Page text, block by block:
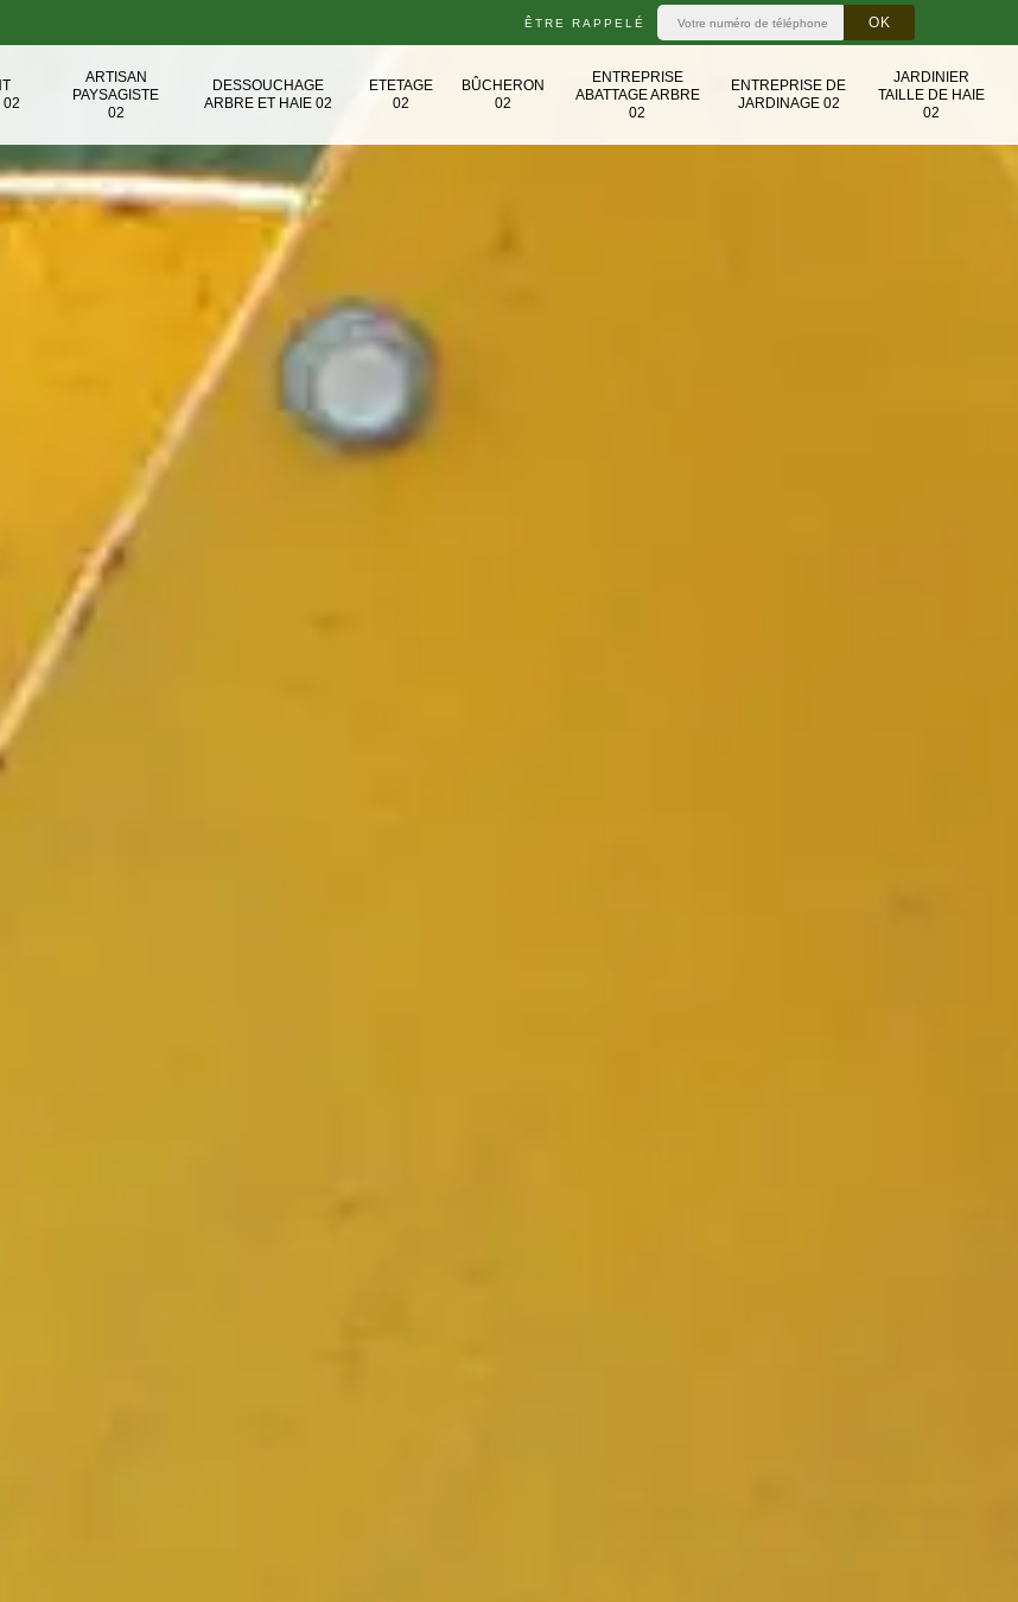
ÊTRE RAPPELÉ
02
ARTISAN
PAYSAGISTE
02
DESSOUCHAGE
ARBRE ET HAIE 02
ETETAGE
02
BÛCHERON
02
ENTREPRISE
ABATTAGE ARBRE
02
ENTREPRISE DE
JARDINAGE 02
JARDINIER
TAILLE DE HAIE
02